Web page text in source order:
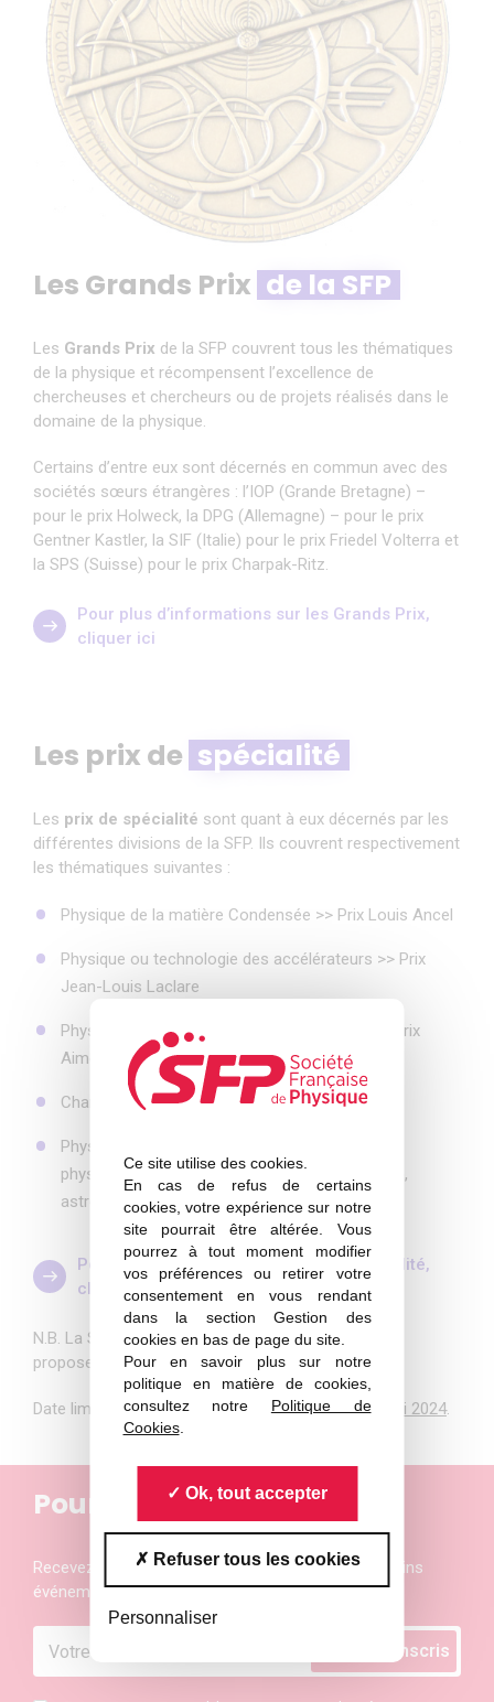
Ce site utilise des cookies.
En cas de refus de certains
cookies, votre expérience sur notre
site pourrait être altérée. Vous
pourrez à tout moment modifier
vos préférences ou retirer votre
consentement en vous rendant
dans la section Gestion des
cookies en bas de page du site.
Pour en savoir plus sur notre
politique en matière de cookies,
consultez notre Politique de
Cookies.
Ok, tout accepter
Refuser tous les cookies
Personnaliser
Les Grands Prix de la SFP
Les Grands Prix de la SFP couvrent tous les thématiques
de la physique et récompensent l’excellence de
chercheuses et chercheurs ou de projets réalisés dans le
domaine de la physique.
Certains d’entre eux sont décernés en commun avec des
sociétés sœurs étrangères : l’IOP (Grande Bretagne) –
pour le prix Holweck, la DPG (Allemagne) – pour le prix
Gentner Kastler, la SIF (Italie) pour le prix Friedel Volterra et
la SPS (Suisse) pour le prix Charpak-Ritz.
Pour plus d’informations sur les Grands Prix,
cliquer ici
Les prix de spécialité
Les prix de spécialité sont quant à eux décernés par les
différentes divisions de la SFP. Ils couvrent respectivement
les thématiques suivantes :
Physique de la matière Condensée >> Prix Louis Ancel
Physique ou technologie des accélérateurs >> Prix
Jean-Louis Laclare
Physique atomique, moléculaire et optique >> Prix
Aimé Cotton
Champs et particules >> Prix Joliot-Curie
Physique des particules et théorie des champs,
physique nucléaire, astroparticules, cosmologie,
astrophysique >> Prix Langevin
Pour en savoir plus sur les prix de spécialité,
cliquer ici
N.B. La SFP vous rappelle l’importance de penser à
proposer desfemmes scientifiques!
Date limite de soumission des nominations :31 mai 2024.
Pour ne rien manquer
Recevez les actualités et les invitations aux prochains
événements de la Société Française de Physique